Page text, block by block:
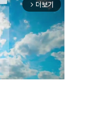
arrow_forward_ios 더보기